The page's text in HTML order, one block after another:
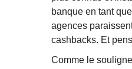
banque en tant
agences
cashbacks. Et
Comme le